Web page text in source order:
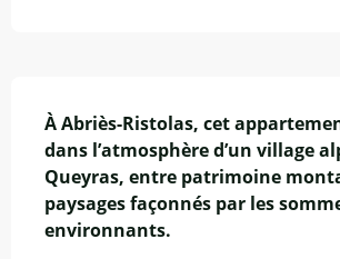
À Abriès-Ristolas, cet
dans l’atmosphère d’un village
Queyras, entre patrimoine
paysages façonnés par les
environnants.